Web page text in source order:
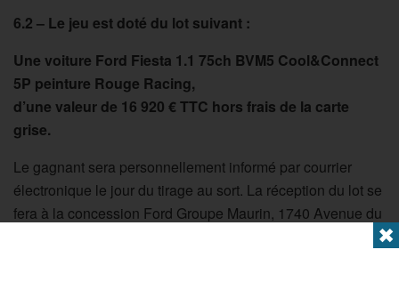
6.2 – Le jeu est doté du lot suivant :
Une voiture Ford Fiesta 1.1 75ch BVM5 Cool&Connect
5P peinture Rouge Racing,
d’une valeur de 16 920 € TTC hors frais de la carte
grise.
Le gagnant sera personnellement informé par courrier
électronique le jour du tirage au sort. La réception du lot se
fera à la concession Ford Groupe Maurin, 1740 Avenue du
✖